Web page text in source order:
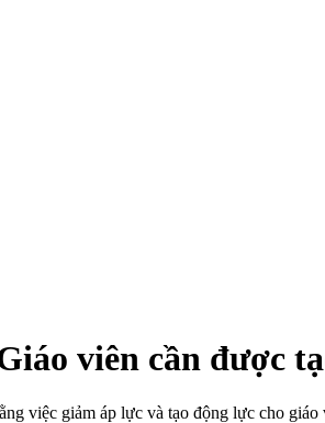
viên cần được
việc giảm áp lực và tạo động lực cho